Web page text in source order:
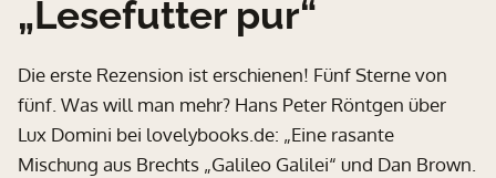
„Lesefutter pur“
Die erste Rezension ist erschienen! Fünf Sterne von
fünf. Was will man mehr? Hans Peter Röntgen über
Lux Domini bei lovelybooks.de: „Eine rasante
Mischung aus Brechts „Galileo Galilei“ und Dan Brown.